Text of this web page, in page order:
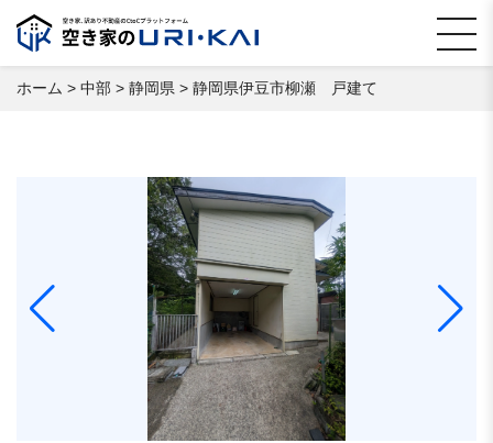
ホーム > 中部 > 静岡県 > 静岡県伊豆市柳瀬 戸建て